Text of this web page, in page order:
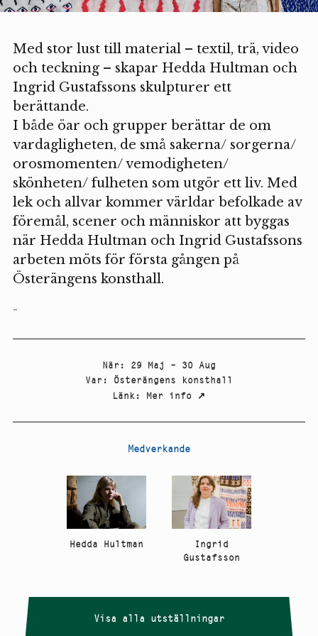
Med stor lust till material – textil, trä, video
och teckning – skapar Hedda Hultman och
Ingrid Gustafssons skulpturer ett
berättande.
I både öar och grupper berättar de om
vardagligheten, de små sakerna/ sorgerna/
orosmomenten/ vemodigheten/
skönheten/ fulheten som utgör ett liv. Med
lek och allvar kommer världar befolkade av
föremål, scener och människor att byggas
när Hedda Hultman och Ingrid Gustafssons
arbeten möts för första gången på
Österängens konsthall.
-
När : 29 Maj – 30 Aug
Var : Österängens konsthall
Länk: Mer info ↗
Medverkande
Hedda Hultman
Ingrid
Gustafsson
Visa alla utställningar